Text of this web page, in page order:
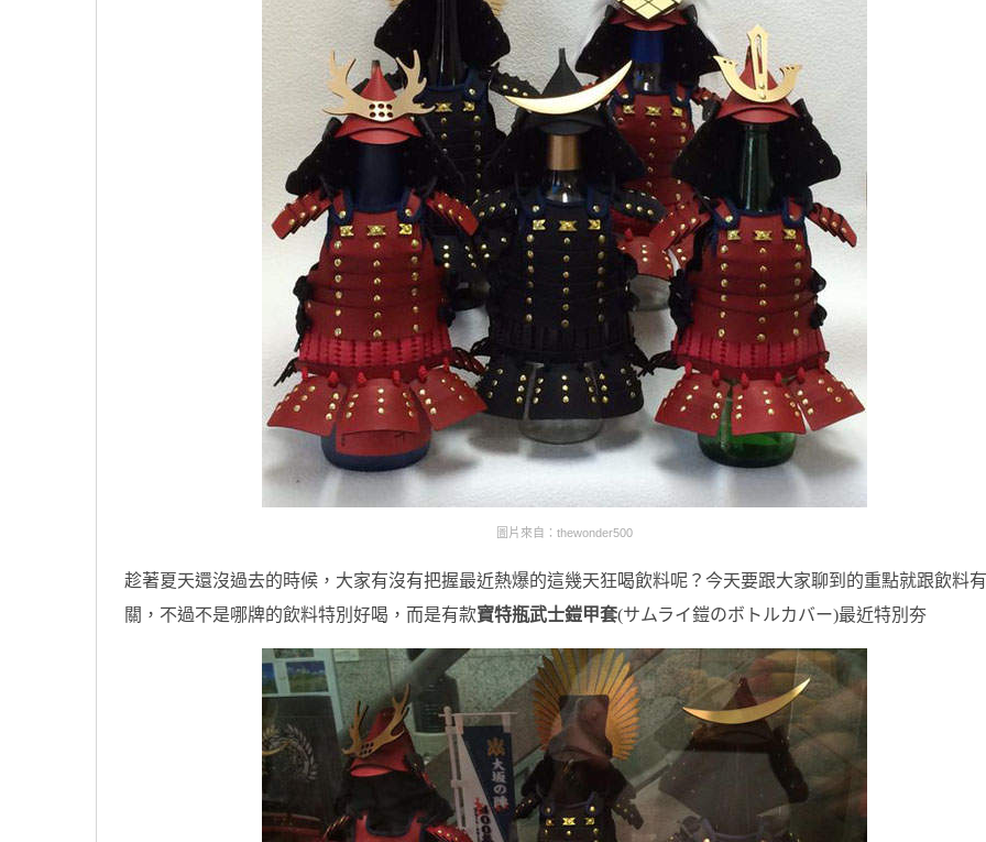
圖片來自：thewonder500
趁著夏天還沒過去的時候，大家有沒有把握最近熱爆的這幾天狂喝飲料呢？今天要跟大家聊到的重點就跟飲料有
關，不過不是哪牌的飲料特別好喝，而是有款寶特瓶武士鎧甲套(サムライ鎧のボトルカバー)最近特別夯